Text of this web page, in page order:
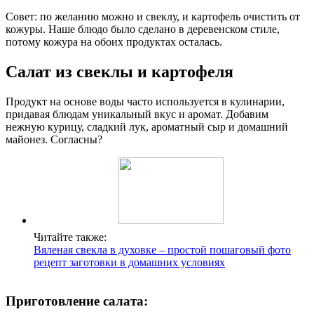
Совет: по желанию можно и свеклу, и картофель очистить от
кожуры. Наше блюдо было сделано в деревенском стиле,
потому кожура на обоих продуктах осталась.
Салат из свеклы и картофеля
Продукт на основе воды часто используется в кулинарии,
придавая блюдам уникальный вкус и аромат. Добавим
нежную курицу, сладкий лук, ароматный сыр и домашний
майонез. Согласны?
Читайте также:
Вяленая свекла в духовке – простой пошаговый фото
рецепт заготовки в домашних условиях
Приготовление салата: